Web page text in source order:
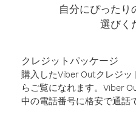
自分にぴったり
選びく
クレジットパッケージ
購入したViber Outクレジ
らご覧になれます。Viber
中の電話番号に格安で通話